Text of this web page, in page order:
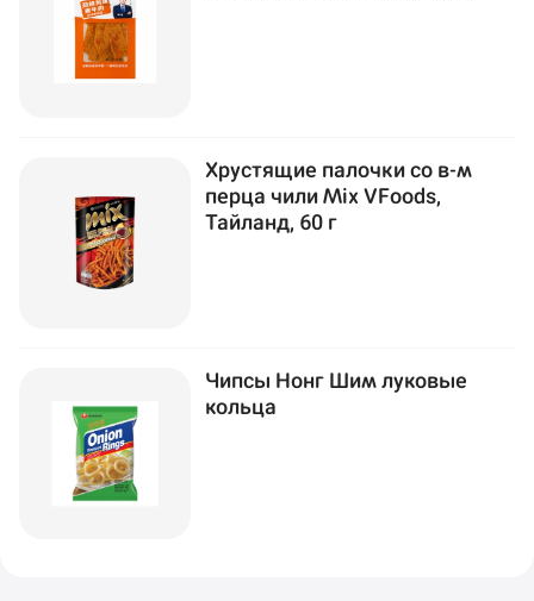
Хрустящие палочки со в-м
перца чили Mix VFoods,
Тайланд, 60 г
Чипсы Нонг Шим луковые
кольца